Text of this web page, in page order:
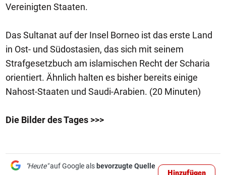
Vereinigten Staaten.
Das Sultanat auf der Insel Borneo ist das erste Land
in Ost- und Südostasien, das sich mit seinem
Strafgesetzbuch am islamischen Recht der Scharia
orientiert. Ähnlich halten es bisher bereits einige
Nahost-Staaten und Saudi-Arabien. (20 Minuten)
Die Bilder des Tages >>>
"Heute"auf Google als bevorzugte Quelle